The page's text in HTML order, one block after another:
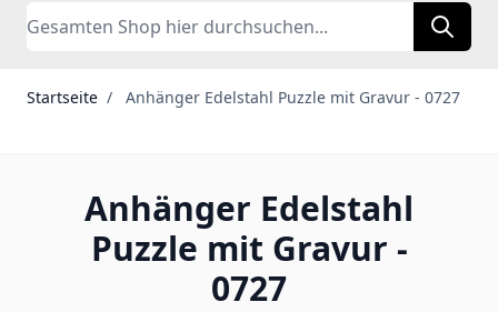
Search
Startseite / Anhänger Edelstahl Puzzle mit Gravur - 0727
Anhänger Edelstahl
Puzzle mit Gravur -
0727